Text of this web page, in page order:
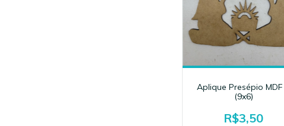
Aplique Presépio MDF
(9x6)
R$3,50